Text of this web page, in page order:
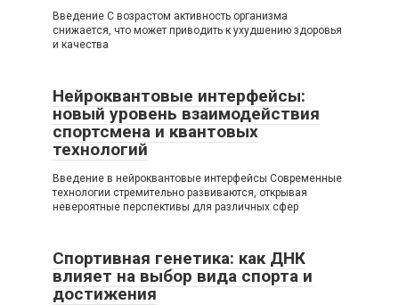
Введение С возрастом активность организма
снижается, что может приводить к ухудшению здоровья
и качества
Нейроквантовые интерфейсы:
новый уровень взаимодействия
спортсмена и квантовых
технологий
Введение в нейроквантовые интерфейсы Современные
технологии стремительно развиваются, открывая
невероятные перспективы для различных сфер
Спортивная генетика: как ДНК
влияет на выбор вида спорта и
достижения